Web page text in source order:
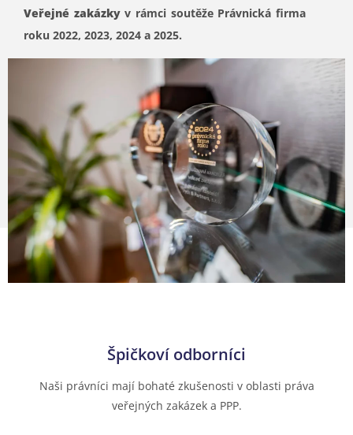
Veřejné zakázkyv rámci soutěže Právnická firma
roku 2022, 2023, 2024 a 2025.
Špičkoví odborníci
Naši právníci mají bohaté zkušenosti v oblasti práva
veřejných zakázek a PPP.